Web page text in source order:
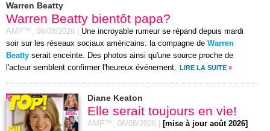
Warren Beatty
Warren Beatty bientôt papa?
AMP™, 06/08/2026
Une incroyable rumeur se répand depuis mardi
soir sur les réseaux sociaux américains: la compagne de Warren
Beatty serait enceinte. Des photos ainsi qu'une source proche de
l'acteur semblent confirmer l'heureux événement.
LIRE LA SUITE »
Diane Keaton
Elle serait toujours en vie!
AMP™, 06/08/2026
[mise à jour août 2026]